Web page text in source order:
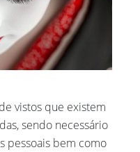
vistos que existem
sendo necessário
pessoais bem como